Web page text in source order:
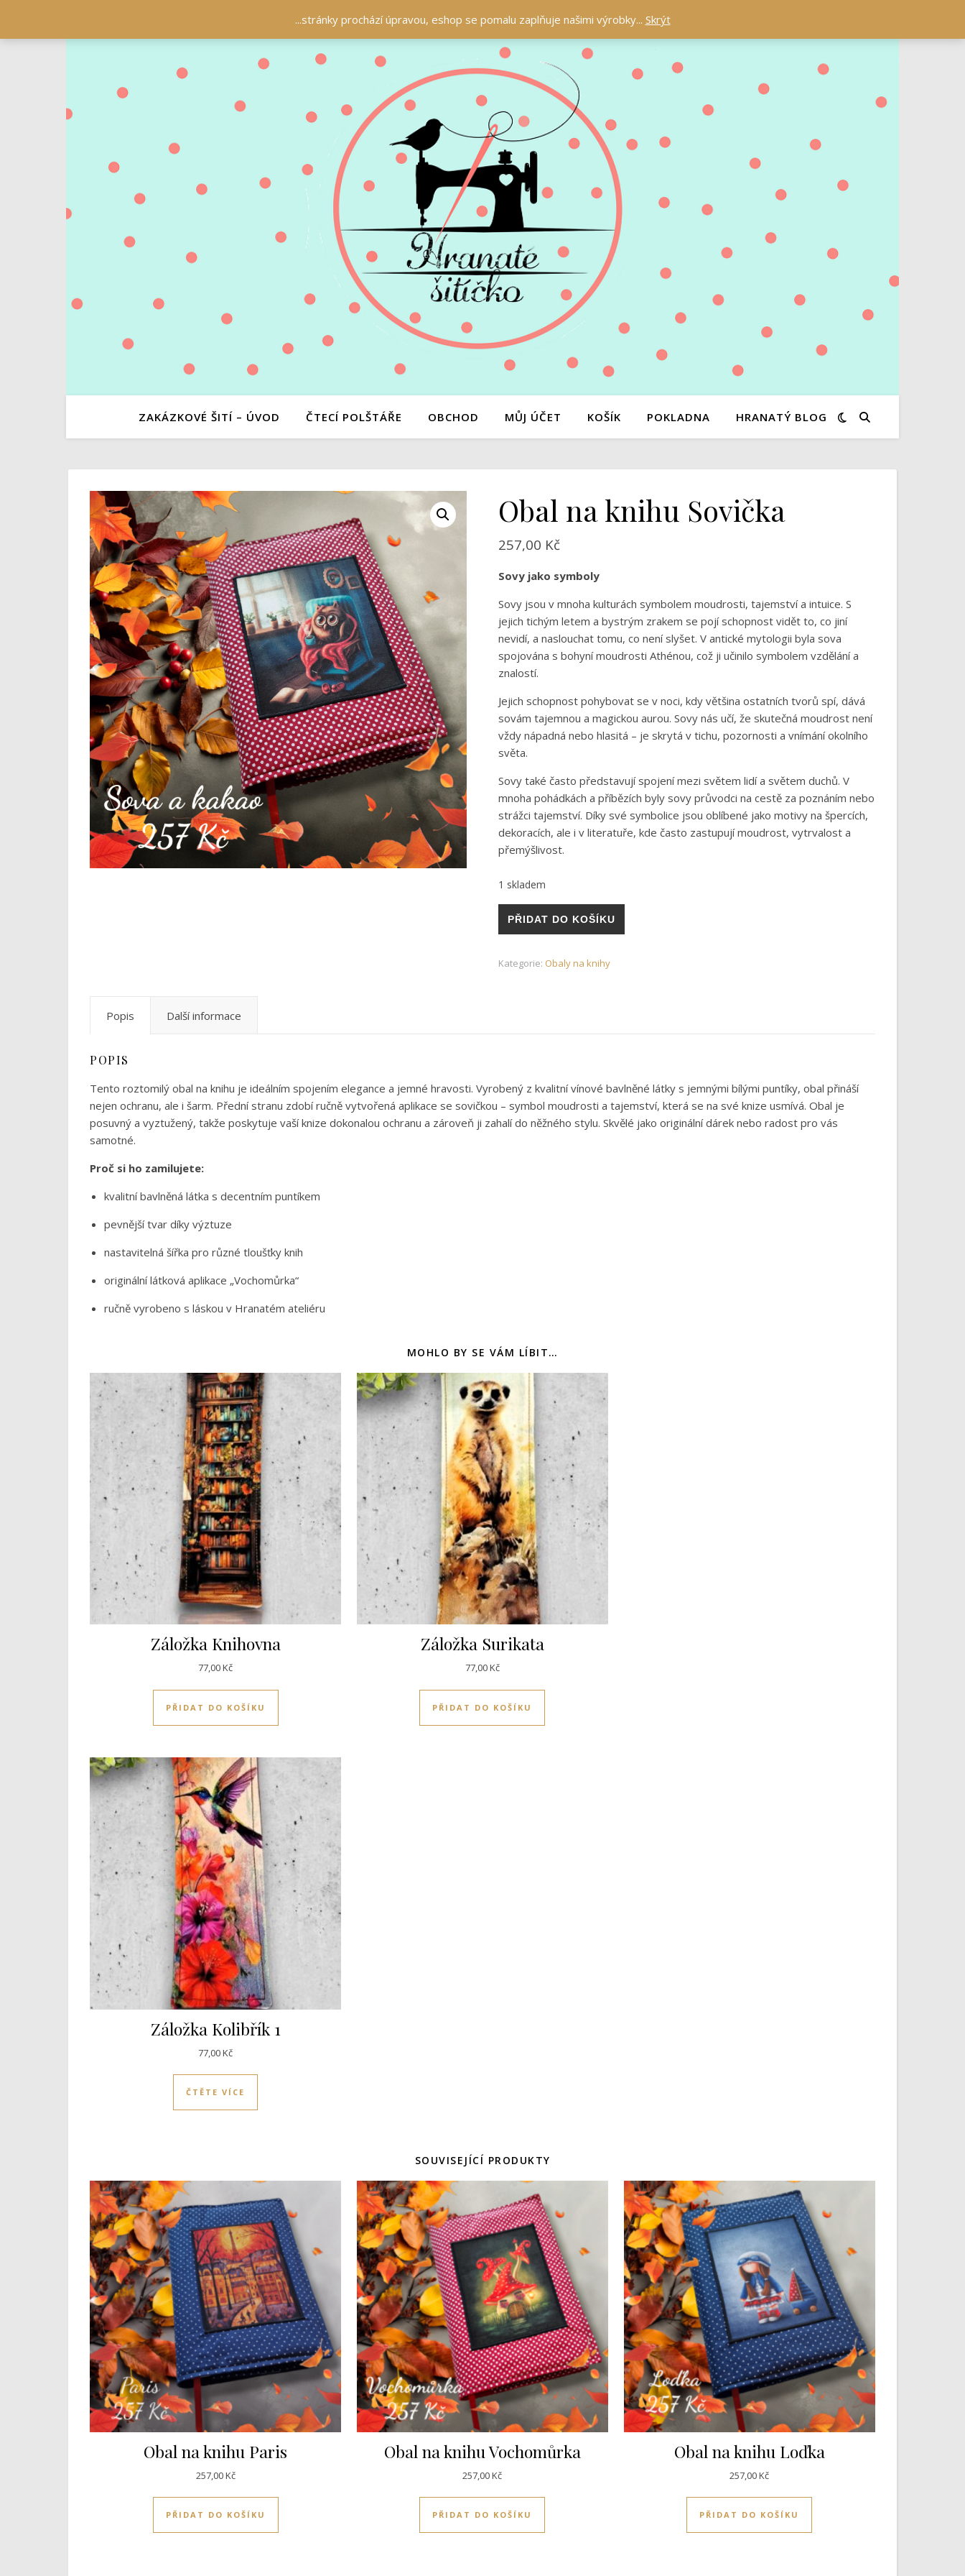
ZAKÁZKOVÉ ŠITÍ – ÚVOD ČTECÍ POLŠTÁŘE OBCHOD MŮJ ÚČET KOŠÍK POKLADNA HRANATÝ BLOG
Obal na knihu Sovička
257,00 Kč
Sovy jako symboly
Sovy jsou v mnoha kulturách symbolem moudrosti, tajemství a intuice. S
jejich tichým letem a bystrým zrakem se pojí schopnost vidět to, co jiní
nevidí, a naslouchat tomu, co není slyšet. V antické mytologii byla sova
spojována s bohyní moudrosti Athénou, což ji učinilo symbolem vzdělání a
znalostí.
Jejich schopnost pohybovat se v noci, kdy většina ostatních tvorů spí, dává
sovám tajemnou a magickou aurou. Sovy nás učí, že skutečná moudrost není
vždy nápadná nebo hlasitá – je skrytá v tichu, pozornosti a vnímání okolního
světa.
Sovy také často představují spojení mezi světem lidí a světem duchů. V
mnoha pohádkách a příbězích byly sovy průvodci na cestě za poznáním nebo
strážci tajemství. Díky své symbolice jsou oblíbené jako motivy na špercích,
dekoracích, ale i v literatuře, kde často zastupují moudrost, vytrvalost a
přemýšlivost.
1 skladem
Obal na knihu Sovička množství
PŘIDAT DO KOŠÍKU
Kategorie: Obaly na knihy
Popis Další informace
POPIS
Tento roztomilý obal na knihu je ideálním spojením elegance a jemné hravosti. Vyrobený z kvalitní vínové bavlněné látky s jemnými bílými puntíky, obal přináší
nejen ochranu, ale i šarm. Přední stranu zdobí ručně vytvořená aplikace se sovičkou – symbol moudrosti a tajemství, která se na své knize usmívá. Obal je
posuvný a vyztužený, takže poskytuje vaší knize dokonalou ochranu a zároveň ji zahalí do něžného stylu. Skvělé jako originální dárek nebo radost pro vás
samotné.
Proč si ho zamilujete:
kvalitní bavlněná látka s decentním puntíkem
pevnější tvar díky výztuze
nastavitelná šířka pro různé tloušťky knih
originální látková aplikace „Vochomůrka“
ručně vyrobeno s láskou v Hranatém ateliéru
MOHLO BY SE VÁM LÍBIT…
Záložka Knihovna
77,00Kč
PŘIDAT DO KOŠÍKU
Záložka Surikata
77,00Kč
PŘIDAT DO KOŠÍKU
Záložka Kolibřík 1
77,00Kč
ČTĚTE VÍCE
SOUVISEJÍCÍ PRODUKTY
Obal na knihu Paris
257,00Kč
PŘIDAT DO KOŠÍKU
Obal na knihu Vochomůrka
257,00Kč
PŘIDAT DO KOŠÍKU
Obal na knihu Loďka
257,00Kč
PŘIDAT DO KOŠÍKU
...stránky prochází úpravou, eshop se pomalu zaplňuje našimi výrobky... Skrýt